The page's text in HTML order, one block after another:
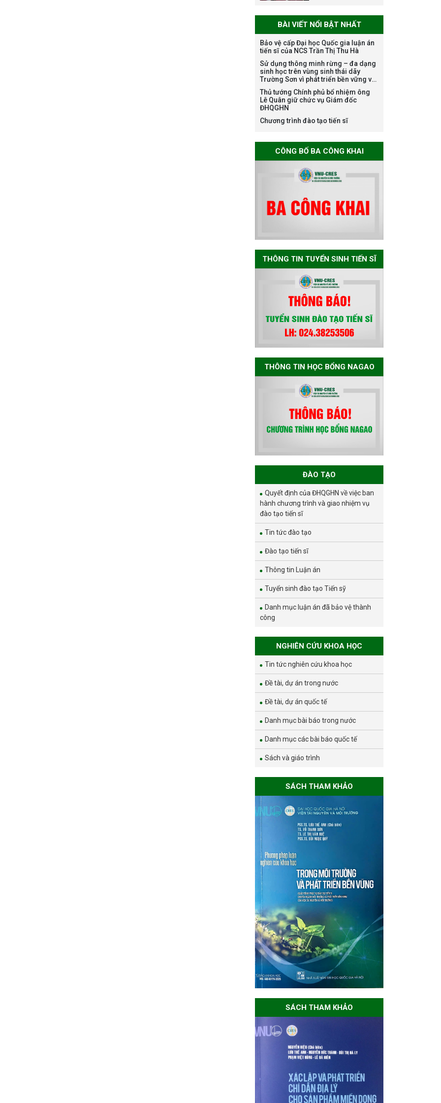
việc làm chức
danh nghề nghiệp
chuyên môn dùng
chung trong
ĐHQGHN
Bảo vệ luận án tiến
sĩ của NCS Trương
Bảo vệ luận án tiến
Thế Thông
năm học 2026-
Thông báo về việc
họp Tiểu ban
chuyên môn đánh
giá hồ sơ chuyên
môn cho các thí
sinh dự tuyển
nghiên cứu sinh
đợt 1 năm 2026
BÀI VIẾT NỔI BẬT NHẤT
Bảo vệ cấp Đại học Quốc gia luận án
tiến sĩ của NCS Trần Thị Thu Hà
Sử dụng thông minh rừng – đa dạng
sinh học trên vùng sinh thái dãy
Trường Sơn vì phát triển bền vững và
ứng phó với biến đổi khí hậu
Thủ tướng Chính phủ bổ nhiệm ông
Lê Quân giữ chức vụ Giám đốc
ĐHQGHN
Chương trình đào tạo tiến sĩ
CÔNG BỐ BA CÔNG KHAI
THÔNG TIN TUYỂN SINH TIẾN SĨ
THÔNG TIN HỌC BỔNG NAGAO
ĐÀO TẠO
Quyết định của ĐHQGHN về việc ban
hành chương trình và giao nhiệm vụ
đào tạo tiến sĩ
Tin tức đào tạo
Đào tạo tiến sĩ
Thông tin Luận án
Tuyển sinh đào tạo Tiến sỹ
Danh mục luận án đã bảo vệ thành
công
NGHIÊN CỨU KHOA HỌC
Tin tức nghiên cứu khoa học
Đề tài, dự án trong nước
Đề tài, dự án quốc tế
Danh mục bài báo trong nước
Danh mục các bài báo quốc tế
Sách và giáo trình
SÁCH THAM KHẢO
SÁCH THAM KHẢO